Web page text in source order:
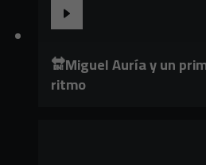
🔛Miguel Auría y un
ritmo